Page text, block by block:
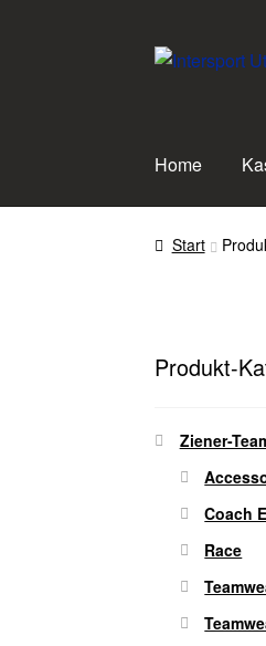
Zur
Zum
Home
Start
Produkt-
Ziener-
Coach
Race